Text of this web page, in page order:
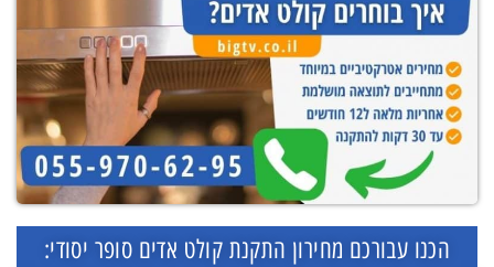
הכנו עבורכם מחירון התקנת קולט אדים סופר יסודי: